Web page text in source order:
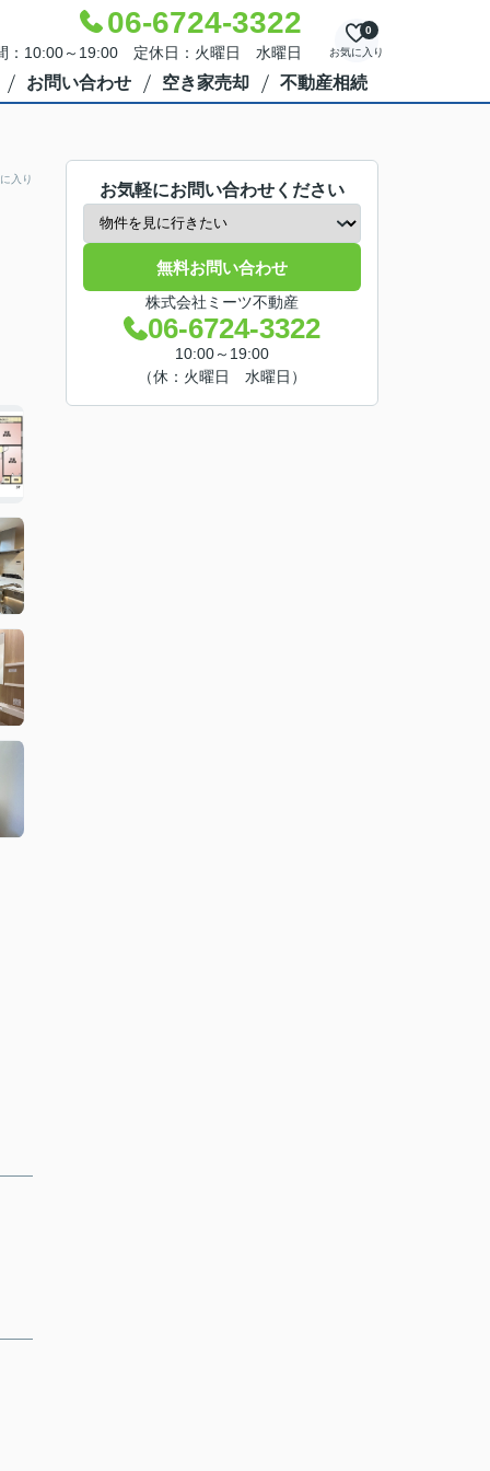
06-6724-3322
：10:00～19:00 定休日：火曜日 水曜日 お気に入り
0
お問い合わせ 空き家売却 不動産相続
入り
お気軽にお問い合わせください
無料お問い合わせ
株式会社ミーツ不動産
06-6724-3322
10:00～19:00
（休：火曜日 水曜日）